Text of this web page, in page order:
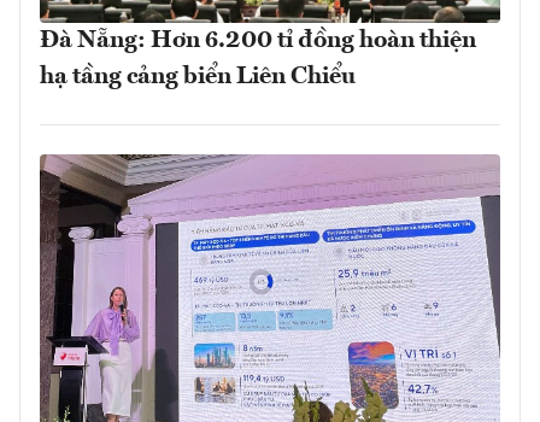
Đà Nẵng: Hơn 6.200 tỉ đồng hoàn thiện
hạ tầng cảng biển Liên Chiểu